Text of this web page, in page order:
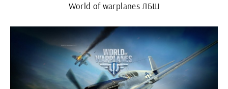
World of warplanes ЛБШ